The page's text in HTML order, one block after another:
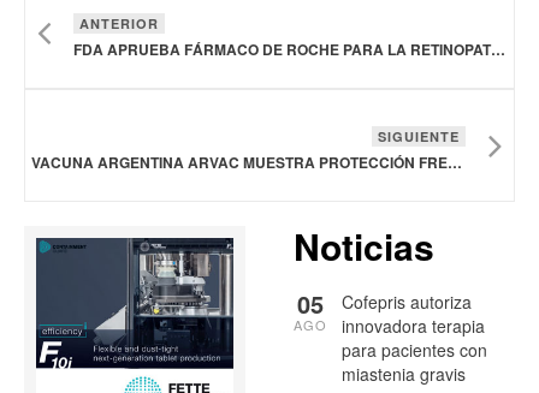
ANTERIOR
FDA APRUEBA FÁRMACO DE ROCHE PARA LA RETINOPATÍA DIABÉTICA
SIGUIENTE
VACUNA ARGENTINA ARVAC MUESTRA PROTECCIÓN FRENTE A NUEVAS VARIANTES DEL COVID-19
Noticias
Cofepris autoriza
innovadora terapia
para pacientes con
miastenia gravis
05
AGO